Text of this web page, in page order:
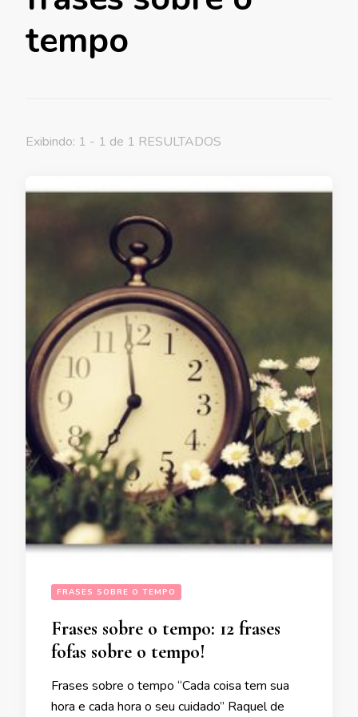
tempo
Exibindo: 1 - 1 de 1 RESULTADOS
FRASES SOBRE O TEMPO
Frases sobre o tempo: 12 frases
fofas sobre o tempo!
Frases sobre o tempo “Cada coisa tem sua
hora e cada hora o seu cuidado” Raquel de